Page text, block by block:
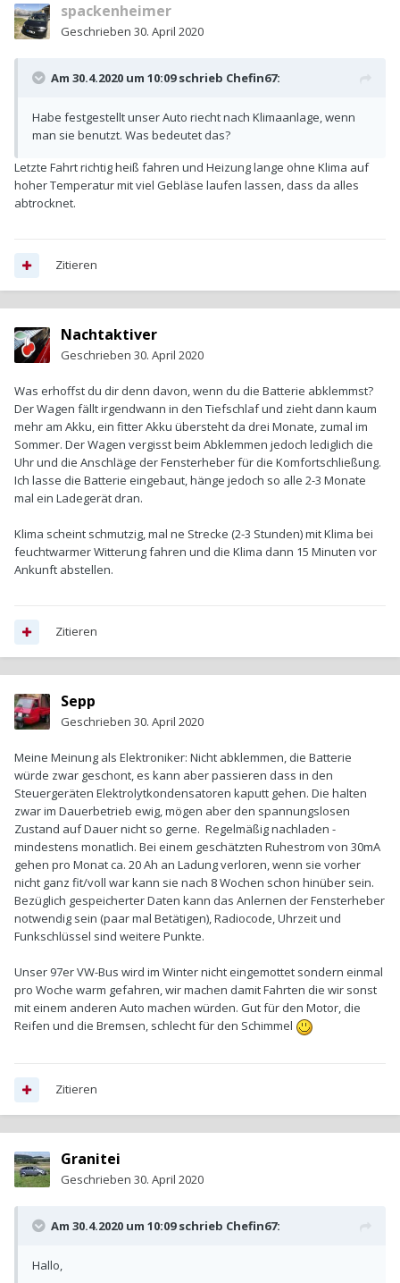
spackenheimer
Geschrieben 30. April 2020
Am 30.4.2020 um 10:09 schrieb Chefin67:
Habe festgestellt unser Auto riecht nach Klimaanlage, wenn
man sie benutzt. Was bedeutet das?
Letzte Fahrt richtig heiß fahren und Heizung lange ohne Klima auf
hoher Temperatur mit viel Gebläse laufen lassen, dass da alles
abtrocknet.
Zitieren
Nachtaktiver
Geschrieben 30. April 2020
Was erhoffst du dir denn davon, wenn du die Batterie abklemmst?
Der Wagen fällt irgendwann in den Tiefschlaf und zieht dann kaum
mehr am Akku, ein fitter Akku übersteht da drei Monate, zumal im
Sommer. Der Wagen vergisst beim Abklemmen jedoch lediglich die
Uhr und die Anschläge der Fensterheber für die Komfortschließung.
Ich lasse die Batterie eingebaut, hänge jedoch so alle 2-3 Monate
mal ein Ladegerät dran.
Klima scheint schmutzig, mal ne Strecke (2-3 Stunden) mit Klima bei
feuchtwarmer Witterung fahren und die Klima dann 15 Minuten vor
Ankunft abstellen.
Zitieren
Sepp
Geschrieben 30. April 2020
Meine Meinung als Elektroniker: Nicht abklemmen, die Batterie
würde zwar geschont, es kann aber passieren dass in den
Steuergeräten Elektrolytkondensatoren kaputt gehen. Die halten
zwar im Dauerbetrieb ewig, mögen aber den spannungslosen
Zustand auf Dauer nicht so gerne. Regelmäßig nachladen -
mindestens monatlich. Bei einem geschätzten Ruhestrom von 30mA
gehen pro Monat ca. 20 Ah an Ladung verloren, wenn sie vorher
nicht ganz fit/voll war kann sie nach 8 Wochen schon hinüber sein.
Bezüglich gespeicherter Daten kann das Anlernen der Fensterheber
notwendig sein (paar mal Betätigen), Radiocode, Uhrzeit und
Funkschlüssel sind weitere Punkte.
Unser 97er VW-Bus wird im Winter nicht eingemottet sondern einmal
pro Woche warm gefahren, wir machen damit Fahrten die wir sonst
mit einem anderen Auto machen würden. Gut für den Motor, die
Reifen und die Bremsen, schlecht für den Schimmel
Zitieren
Granitei
Geschrieben 30. April 2020
Am 30.4.2020 um 10:09 schrieb Chefin67:
Hallo,